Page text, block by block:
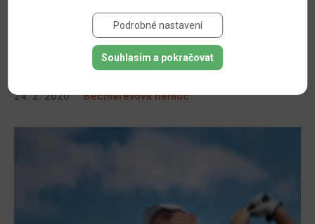
dříve je léčba zahájena, tím větší je její úspěch. Správně
zvolená terapie spolu s režimovými opatřeními pomůže
pacientům k lepšímu pohybu, zlepší kvalitu jejich života
24. 2. 2020 Bechtěrevova nemoc
Podrobné nastavení
Souhlasím a pokračovat